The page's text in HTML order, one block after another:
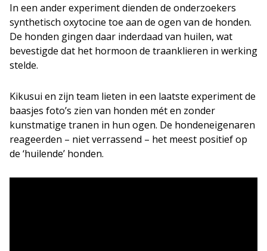
In een ander experiment dienden de onderzoekers
synthetisch oxytocine toe aan de ogen van de honden.
De honden gingen daar inderdaad van huilen, wat
bevestigde dat het hormoon de traanklieren in werking
stelde.
Kikusui en zijn team lieten in een laatste experiment de
baasjes foto’s zien van honden mét en zonder
kunstmatige tranen in hun ogen. De hondeneigenaren
reageerden – niet verrassend – het meest positief op
de ‘huilende’ honden.